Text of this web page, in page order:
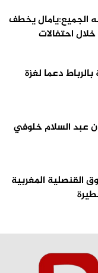
الجميع:يامال يخطف
احتفالات
دعما لغزة
عبد السلام خلوفي
القنصلية المغربية